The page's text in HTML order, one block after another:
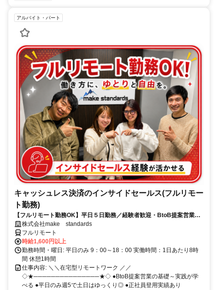
アルバイト・パート
キャッシュレス決済のインサイドセールス(フルリモー
ト勤務)
【フルリモート勤務OK】平日５日勤務／経験者歓迎・BtoB提案営業で
スキルアップ
株式会社make standards
フルリモート
時給1,600円以上
勤務時間・曜日: 平日のみ 9：00～18：00 実働時間：1日あたり8時
間 休憩1時間
仕事内容: ＼＼在宅型リモートワーク ／／
◇★───────────────★◇ ●BtoB提案営業の基礎～実践が学
べる ●平日のみ週5で土日はゆっくり◎ ●正社員登用実績あり